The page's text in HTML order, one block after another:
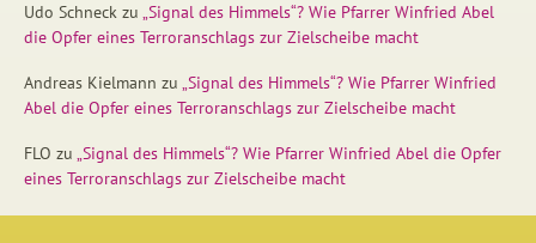
Udo Schneck zu „Signal des Himmels“? Wie Pfarrer Winfried Abel
die Opfer eines Terroranschlags zur Zielscheibe macht
Andreas Kielmann zu „Signal des Himmels“? Wie Pfarrer Winfried
Abel die Opfer eines Terroranschlags zur Zielscheibe macht
FLO zu „Signal des Himmels“? Wie Pfarrer Winfried Abel die Opfer
eines Terroranschlags zur Zielscheibe macht